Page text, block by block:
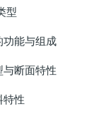
型
功能与组成
与断面特性
特性